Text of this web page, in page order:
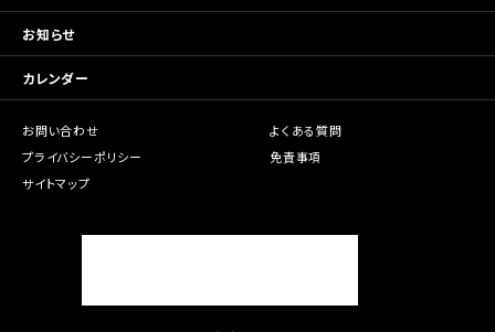
お知らせ
カレンダー
お問い合わせ
よくある質問
プライバシーポリシー
免責事項
サイトマップ